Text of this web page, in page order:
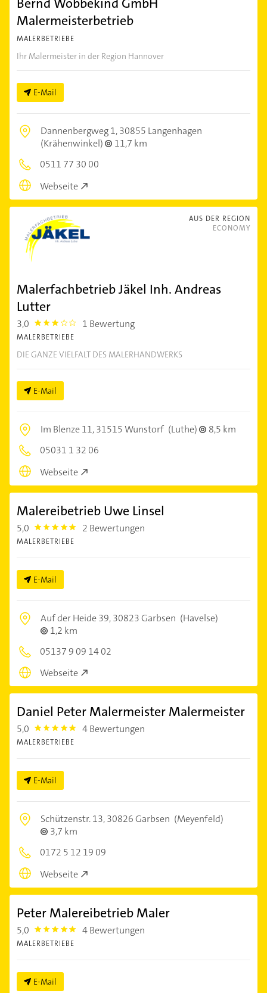
Bernd Wöbbekind GmbH
Malermeisterbetrieb
MALERBETRIEBE
Ihr Malermeister in der Region Hannover
E-Mail
Dannenbergweg 1,30855 Langenhagen
(Krähenwinkel)
11,7 km
0511 77 30 00
Webseite
AUS DER REGION
ECONOMY
Malerfachbetrieb Jäkel Inh. Andreas
Lutter
3,0 3.0 1 Bewertung
MALERBETRIEBE
DIE GANZE VIELFALT DES MALERHANDWERKS
E-Mail
Im Blenze 11,31515 Wunstorf (Luthe)
8,5 km
05031 1 32 06
Webseite
Malereibetrieb Uwe Linsel
5,0 5.0 2 Bewertungen
MALERBETRIEBE
E-Mail
Auf der Heide 39,30823 Garbsen (Havelse)
1,2 km
05137 9 09 14 02
Webseite
Daniel Peter Malermeister Malermeister
5,0 5.0 4 Bewertungen
MALERBETRIEBE
E-Mail
Schützenstr. 13,30826 Garbsen (Meyenfeld)
3,7 km
0172 5 12 19 09
Webseite
Peter Malereibetrieb Maler
5,0 5.0 4 Bewertungen
MALERBETRIEBE
E-Mail